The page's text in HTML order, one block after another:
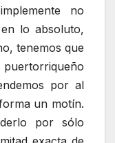
no
lo absoluto,
tenemos que
puertorriqueño
por al
un motín.
por sólo